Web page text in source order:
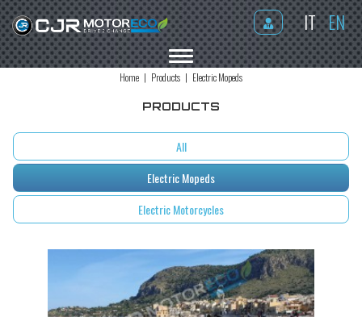
IT EN
MENU
Home Products Electric Mopeds
PRODUCTS
All
Electric Mopeds
Electric Motorcycles